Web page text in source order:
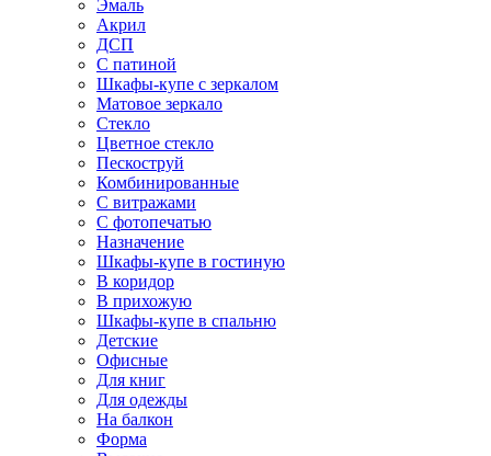
Эмаль
Акрил
ДСП
С патиной
Шкафы-купе с зеркалом
Матовое зеркало
Стекло
Цветное стекло
Пескоструй
Комбинированные
С витражами
С фотопечатью
Назначение
Шкафы-купе в гостиную
В коридор
В прихожую
Шкафы-купе в спальню
Детские
Офисные
Для книг
Для одежды
На балкон
Форма